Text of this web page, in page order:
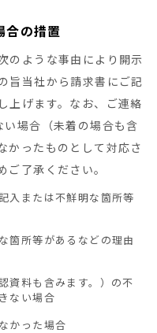
合の措置
のような事由により開示
旨当社から請求書にご記
上げます。なお、ご連絡
場合（未着の場合も含
かったものとして対応さ
了承ください。
入または不鮮明な箇所等
箇所等があるなどの理由
資料も含みます。）の不
ない場合
かった場合